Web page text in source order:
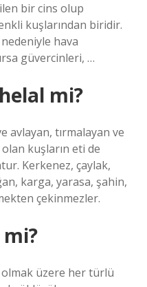
bir cins olup
kuşlarından biridir.
hava
güvercinleri, …
mi?
avlayan, tırmalayan ve
olan kuşların eti de
Kerkenez, çaylak,
karga, yarasa, şahin,
çekinmezler.
olmak üzere her türlü